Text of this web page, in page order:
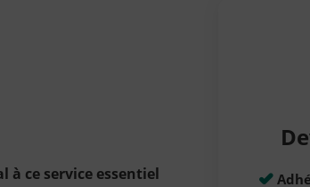
à ce service essentiel